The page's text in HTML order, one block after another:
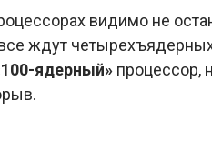
видимо не
все ждут
ядерный»процессор,